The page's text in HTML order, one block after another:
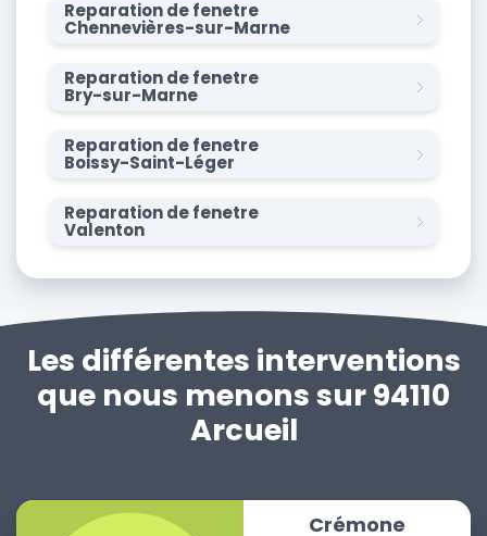
Reparation de fenetre
Chennevières-sur-Marne
Reparation de fenetre
Bry-sur-Marne
Reparation de fenetre
Boissy-Saint-Léger
Reparation de fenetre
Valenton
Les différentes interventions
que nous menons sur 94110
Arcueil
Crémone